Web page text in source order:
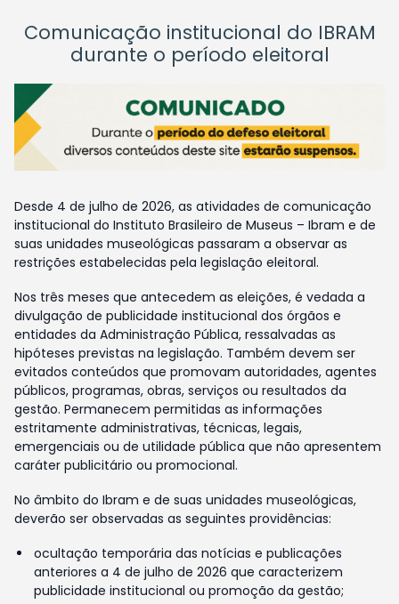
Comunicação institucional do IBRAM
durante o período eleitoral
Desde 4 de julho de 2026, as atividades de comunicação
institucional do Instituto Brasileiro de Museus – Ibram e de
suas unidades museológicas passaram a observar as
restrições estabelecidas pela legislação eleitoral.
Nos três meses que antecedem as eleições, é vedada a
divulgação de publicidade institucional dos órgãos e
entidades da Administração Pública, ressalvadas as
hipóteses previstas na legislação. Também devem ser
evitados conteúdos que promovam autoridades, agentes
públicos, programas, obras, serviços ou resultados da
gestão. Permanecem permitidas as informações
estritamente administrativas, técnicas, legais,
emergenciais ou de utilidade pública que não apresentem
caráter publicitário ou promocional.
No âmbito do Ibram e de suas unidades museológicas,
deverão ser observadas as seguintes providências:
ocultação temporária das notícias e publicações
anteriores a 4 de julho de 2026 que caracterizem
publicidade institucional ou promoção da gestão;